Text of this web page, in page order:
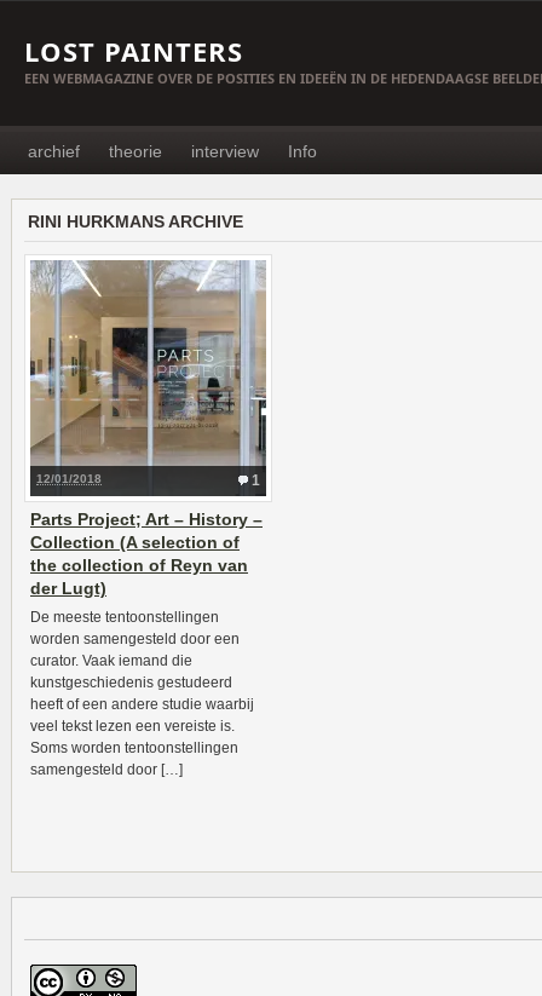
LOST PAINTERS
EEN WEBMAGAZINE OVER DE POSITIES EN IDEEËN IN DE HEDENDAAGSE
archief theorie interview Info
RINI HURKMANS ARCHIVE
1
12/01/2018
Parts Project; Art – History –
Collection (A selection of
the collection of Reyn van
der Lugt)
De meeste tentoonstellingen
worden samengesteld door een
curator. Vaak iemand die
kunstgeschiedenis gestudeerd
heeft of een andere studie waarbij
veel tekst lezen een vereiste is.
Soms worden tentoonstellingen
samengesteld door […]